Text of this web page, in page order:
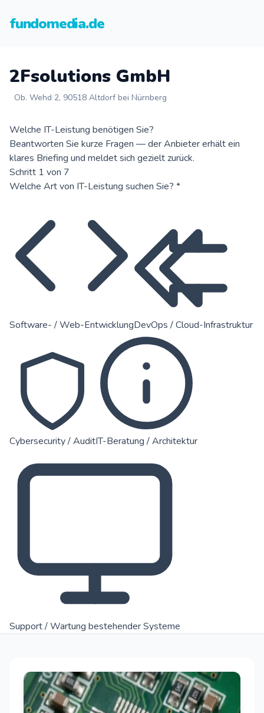
fundomedia.de
2Fsolutions GmbH
Ob. Wehd 2, 90518 Altdorf bei Nürnberg
Welche IT-Leistung benötigen Sie?
Beantworten Sie kurze Fragen — der Anbieter erhält ein
klares Briefing und meldet sich gezielt zurück.
Schritt 1 von 7
Welche Art von IT-Leistung suchen Sie? *
Software- / Web-EntwicklungDevOps / Cloud-Infrastruktur
Cybersecurity / AuditIT-Beratung / Architektur
Support / Wartung bestehender Systeme